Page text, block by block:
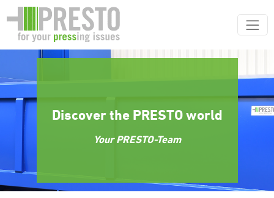
Discover the PRESTO world
Your PRESTO-Team